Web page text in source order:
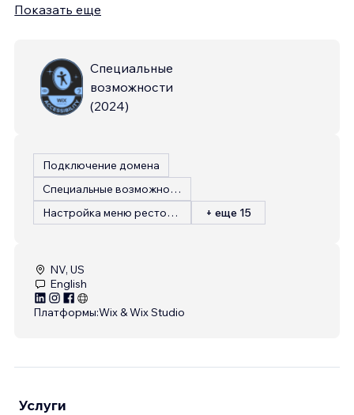
Показать еще
Специальные
возможности
(2024)
Подключение домена
Специальные возможности
Настройка меню ресторана
+ еще 15
NV, US
English
Платформы:Wix & Wix Studio
Услуги